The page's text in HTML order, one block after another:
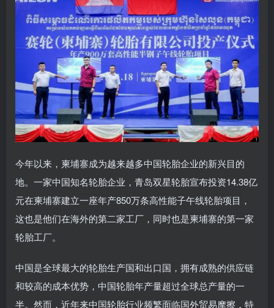
今年以来，柬埔寨成为越来越多中国轮胎企业的新兴目的
地。一家中国知名轮胎企业，青岛双星轮胎宣布投资14.38亿
元在柬埔寨建立一座年产850万条高性能子午线轮胎项目，
这也是他们在海外的第二家工厂，同时也是柬埔寨的第一家
轮胎工厂。
中国是全球最大的轮胎生产国和出口国，拥有成熟的供应链
和较高的成本优势，中国轮胎年产量超过全球总产量的一
半。然而，近年来中国轮胎行业频繁面临国外贸易摩擦，特